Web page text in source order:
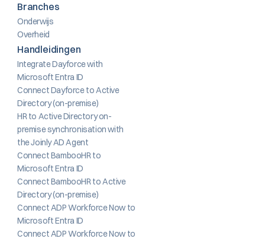
Branches
Onderwijs
Overheid
Handleidingen
Integrate Dayforce with
Microsoft Entra ID
Connect Dayforce to Active
Directory (on-premise)
HR to Active Directory on-
premise synchronisation with
the Joinly AD Agent
Connect BambooHR to
Microsoft Entra ID
Connect BambooHR to Active
Directory (on-premise)
Connect ADP Workforce Now to
Microsoft Entra ID
Connect ADP Workforce Now to